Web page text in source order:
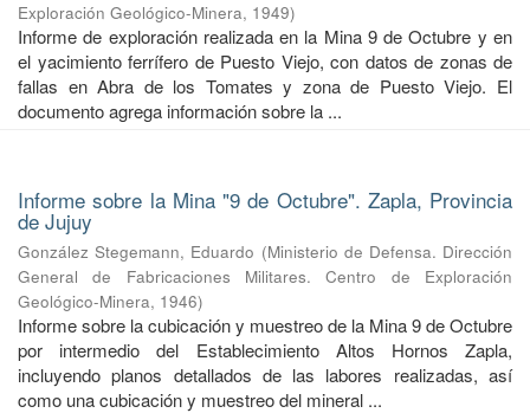
Exploración Geológico-Minera, 1949)
Informe de exploración realizada en la Mina 9 de Octubre y en
el yacimiento ferrífero de Puesto Viejo, con datos de zonas de
fallas en Abra de los Tomates y zona de Puesto Viejo. El
documento agrega información sobre la ...
Informe sobre la Mina "9 de Octubre". Zapla, Provincia
de Jujuy
González Stegemann, Eduardo (Ministerio de Defensa. Dirección
General de Fabricaciones Militares. Centro de Exploración
Geológico-Minera, 1946)
Informe sobre la cubicación y muestreo de la Mina 9 de Octubre
por intermedio del Establecimiento Altos Hornos Zapla,
incluyendo planos detallados de las labores realizadas, así
como una cubicación y muestreo del mineral ...